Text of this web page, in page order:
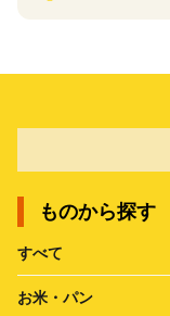
ものから探す
すべて
お米・パン